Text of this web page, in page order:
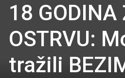
18
OSTRVU:
tražili